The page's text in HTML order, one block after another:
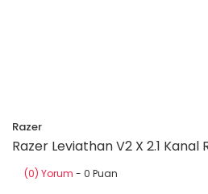
Razer
Razer Leviathan V2 X 2.1 Kanal
(0) Yorum - 0 Puan